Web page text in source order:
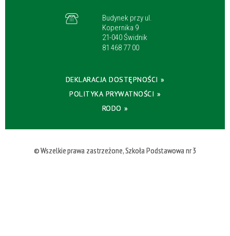
Budynek przy ul.
Kopernika 9
21-040 Świdnik
81 468 77 00
DEKLARACJA DOSTĘPNOŚCI »
POLITYKA PRYWATNOŚCI »
RODO »
© Wszelkie prawa zastrzeżone, Szkoła Podstawowa nr 3